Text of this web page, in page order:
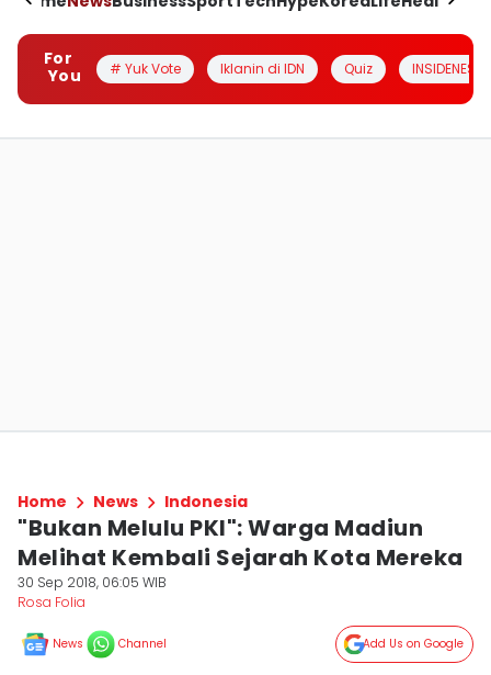
For
You
# Yuk Vote Iklanin di IDN Quiz INSIDENESIA
Home News Indonesia
"Bukan Melulu PKI": Warga Madiun
Melihat Kembali Sejarah Kota Mereka
30 Sep 2018, 06:05 WIB
Rosa Folia
News Channel Add Us on Google